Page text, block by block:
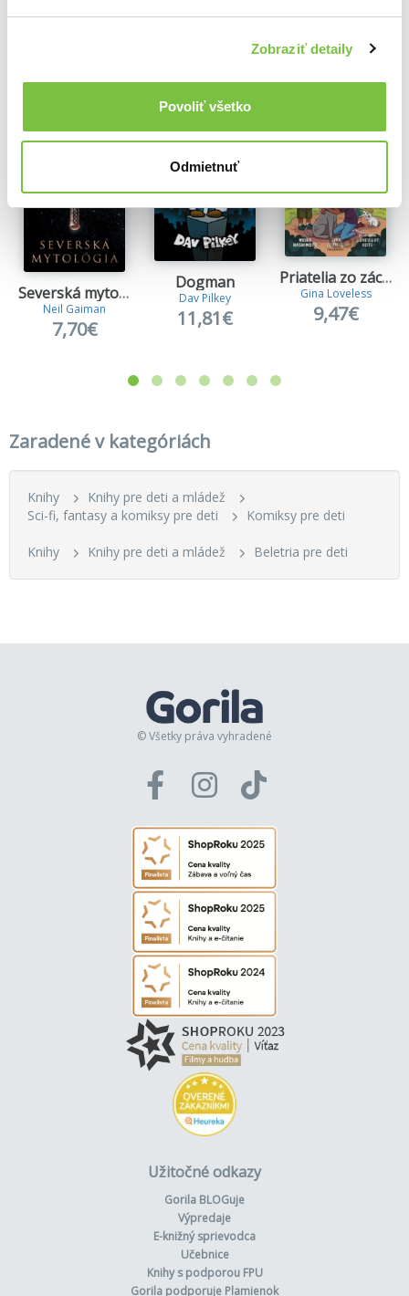
Zobraziť detaily
Povoliť všetko
Odmietnuť
Ďalšie z kategórie Komiksy pre deti
Severská mytológia
Neil Gaiman
7,70€
Dogman
Dav Pilkey
11,81€
Priatelia zo záchrannej stanice 1
Gina Loveless
9,47€
Zaradené v kategóriách
Knihy
Knihy pre deti a mládež
Sci-fi, fantasy a komiksy pre deti
Komiksy pre deti
Knihy Knihy pre deti a mládež Beletria pre deti
© Všetky práva vyhradené
Užitočné odkazy
Gorila BLOGuje
Výpredaje
E-knižný sprievodca
Učebnice
Knihy s podporou FPU
Gorila podporuje Plamienok